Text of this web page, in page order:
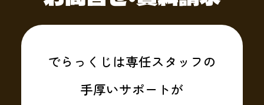
でらっくじは専任スタッフの
手厚いサポートが